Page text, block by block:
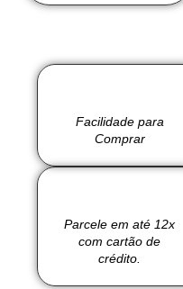
Facilidade para
Comprar
Parcele em até 12x
com cartão de
crédito.